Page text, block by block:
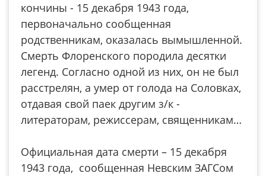
кончины - 15 декабря 1943 года,
первоначально сообщенная
родственникам, оказалась вымышленной.
Смерть Флоренского породила десятки
легенд. Согласно одной из них, он не был
расстрелян, а умер от голода на Соловках,
отдавая свой паек другим з/к -
литераторам, режиссерам, священникам…
Официальная дата смерти – 15 декабря
1943 года, сообщенная Невским ЗАГСом